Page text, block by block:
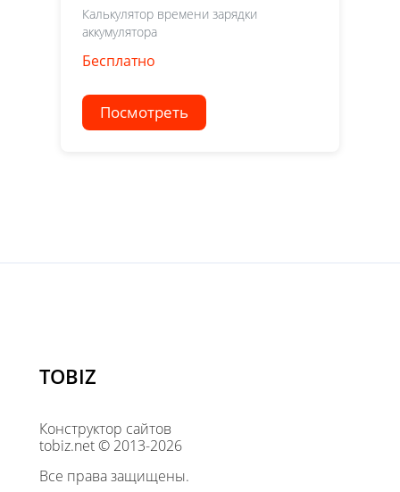
Калькулятор времени зарядки
аккумулятора
Бесплатно
Посмотреть
TOBIZ
Конструктор сайтов
tobiz.net © 2013-2026
Все права защищены.